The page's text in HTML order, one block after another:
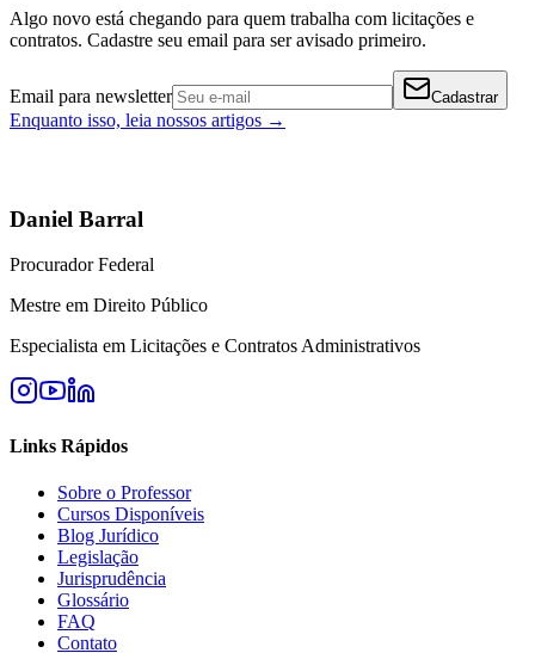
Algo novo está chegando para quem trabalha com licitações e
contratos. Cadastre seu email para ser avisado primeiro.
Email para newsletter Cadastrar
Enquanto isso, leia nossos artigos →
Daniel Barral
Procurador Federal
Mestre em Direito Público
Especialista em Licitações e Contratos Administrativos
Links Rápidos
Sobre o Professor
Cursos Disponíveis
Blog Jurídico
Legislação
Jurisprudência
Glossário
FAQ
Contato